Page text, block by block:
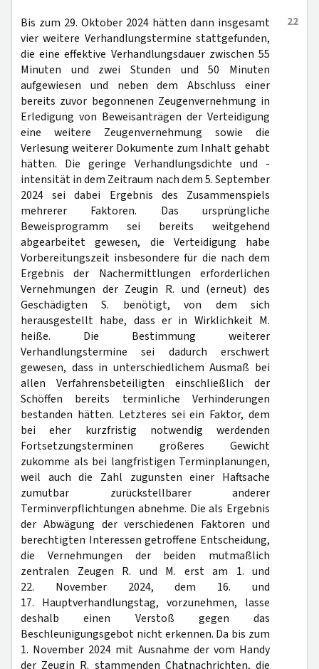
22
Bis zum 29. Oktober 2024 hätten dann insgesamt
vier weitere Verhandlungstermine stattgefunden,
die eine effektive Verhandlungsdauer zwischen 55
Minuten und zwei Stunden und 50 Minuten
aufgewiesen und neben dem Abschluss einer
bereits zuvor begonnenen Zeugenvernehmung in
Erledigung von Beweisanträgen der Verteidigung
eine weitere Zeugenvernehmung sowie die
Verlesung weiterer Dokumente zum Inhalt gehabt
hätten. Die geringe Verhandlungsdichte und -
intensität in dem Zeitraum nach dem 5. September
2024 sei dabei Ergebnis des Zusammenspiels
mehrerer Faktoren. Das ursprüngliche
Beweisprogramm sei bereits weitgehend
abgearbeitet gewesen, die Verteidigung habe
Vorbereitungszeit insbesondere für die nach dem
Ergebnis der Nachermittlungen erforderlichen
Vernehmungen der Zeugin R. und (erneut) des
Geschädigten S. benötigt, von dem sich
herausgestellt habe, dass er in Wirklichkeit M.
heiße. Die Bestimmung weiterer
Verhandlungstermine sei dadurch erschwert
gewesen, dass in unterschiedlichem Ausmaß bei
allen Verfahrensbeteiligten einschließlich der
Schöffen bereits terminliche Verhinderungen
bestanden hätten. Letzteres sei ein Faktor, dem
bei eher kurzfristig notwendig werdenden
Fortsetzungsterminen größeres Gewicht
zukomme als bei langfristigen Terminplanungen,
weil auch die Zahl zugunsten einer Haftsache
zumutbar zurückstellbarer anderer
Terminverpflichtungen abnehme. Die als Ergebnis
der Abwägung der verschiedenen Faktoren und
berechtigten Interessen getroffene Entscheidung,
die Vernehmungen der beiden mutmaßlich
zentralen Zeugen R. und M. erst am 1. und
22. November 2024, dem 16. und
17. Hauptverhandlungstag, vorzunehmen, lasse
deshalb einen Verstoß gegen das
Beschleunigungsgebot nicht erkennen. Da bis zum
1. November 2024 mit Ausnahme der vom Handy
der Zeugin R. stammenden Chatnachrichten, die